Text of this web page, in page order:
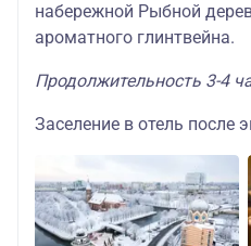
набережной Рыбной
ароматного глинтвейна.
Продолжительность 3-4
Заселение в отель после